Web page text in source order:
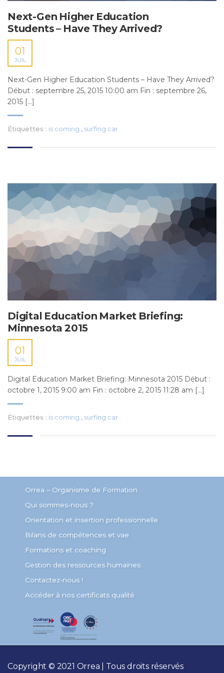
Next-Gen Higher Education
Students – Have They Arrived?
01
JUIL
Next-Gen Higher Education Students – Have They Arrived?
Début : septembre 25, 2015 10:00 am Fin : septembre 26,
2015 [...]
Étiquettes : is coming , surfing car
Digital Education Market Briefing:
Minnesota 2015
01
JUIL
Digital Education Market Briefing: Minnesota 2015 Début :
octobre 1, 2015 9:00 am Fin : octobre 2, 2015 11:28 am [...]
Étiquettes : is coming , surfing car
Orrea – Organisme de Formation
Qui sommes-nous ?
Orientation et insertion professionnelle
Bilans de compétences et vae
Formations et coaching
Gestion des ressources humaines
Contactez-nous !
Accéder à nos certificats qualité
Copyright © 2021 Orrea | Tous droits réservés